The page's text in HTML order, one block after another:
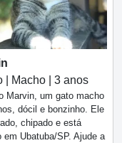
| Macho | 3 anos
Marvin, um gato macho
dócil e bonzinho. Ele
chipado e está
em Ubatuba/SP. Ajude a